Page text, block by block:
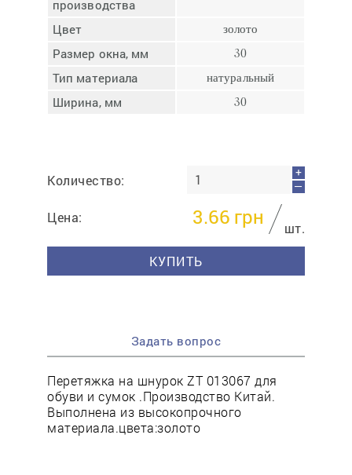
производства
Цвет золото
Размер окна, мм 30
Тип материала натуральный
Ширина, мм 30
Количество:
+
—
Цена: 3.66 грн
шт.
КУПИТЬ
Задать вопрос
Перетяжка на шнурок ZT 013067 для
обуви и сумок .Производство Китай.
Выполнена из высокопрочного
материала.цвета:золото